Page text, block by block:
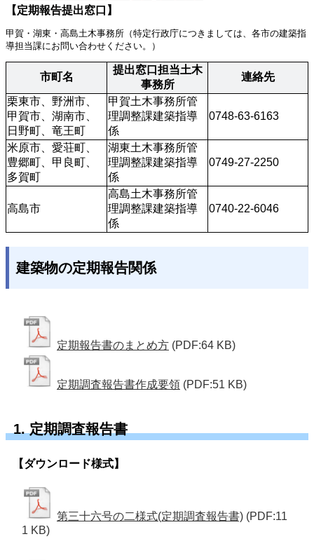
【定期報告提出窓口】
甲賀・湖東・高島土木事務所（特定行政庁につきましては、各市の建築指
導担当課にお問い合わせください。）
市町名
提出窓口担当土木
事務所
連絡先
栗東市、野洲市、
甲賀市、湖南市、
日野町、竜王町
甲賀土木事務所管
理調整課建築指導
係
0748-63-6163
米原市、愛荘町、
豊郷町、甲良町、
多賀町
湖東土木事務所管
理調整課建築指導
係
0749-27-2250
高島市
高島土木事務所管
理調整課建築指導
係
0740-22-6046
建築物の定期報告関係
定期報告書のまとめ方 (PDF:64 KB)
定期調査報告書作成要領 (PDF:51 KB)
1. 定期調査報告書
【ダウンロード様式】
第三十六号の二様式(定期調査報告書) (PDF:11
1 KB)